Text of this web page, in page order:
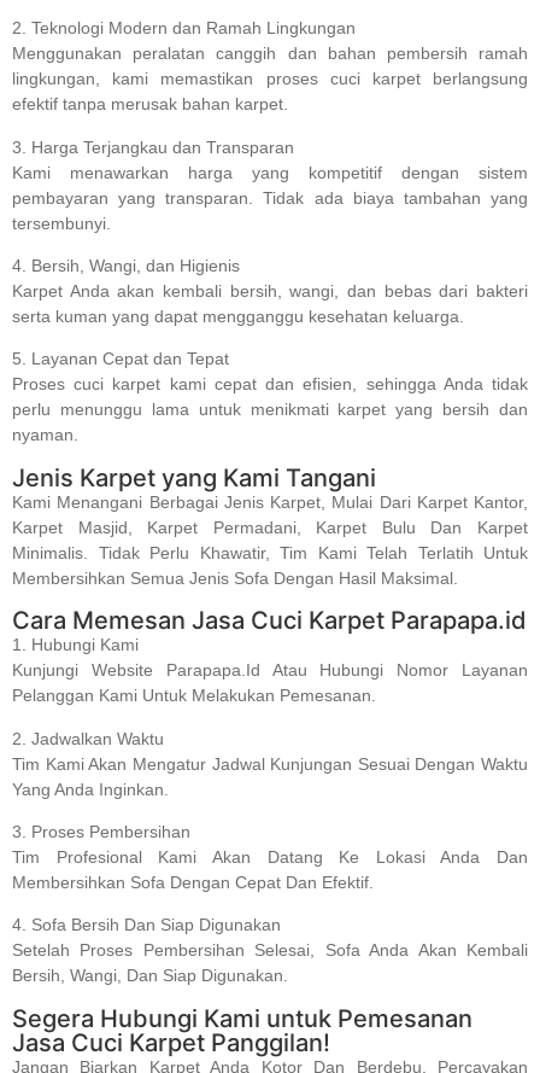
2. Teknologi Modern dan Ramah Lingkungan
Menggunakan peralatan canggih dan bahan pembersih ramah
lingkungan, kami memastikan proses cuci karpet berlangsung
efektif tanpa merusak bahan karpet.
3. Harga Terjangkau dan Transparan
Kami menawarkan harga yang kompetitif dengan sistem
pembayaran yang transparan. Tidak ada biaya tambahan yang
tersembunyi.
4. Bersih, Wangi, dan Higienis
Karpet Anda akan kembali bersih, wangi, dan bebas dari bakteri
serta kuman yang dapat mengganggu kesehatan keluarga.
5. Layanan Cepat dan Tepat
Proses cuci karpet kami cepat dan efisien, sehingga Anda tidak
perlu menunggu lama untuk menikmati karpet yang bersih dan
nyaman.
Jenis Karpet yang Kami Tangani
Kami Menangani Berbagai Jenis Karpet, Mulai Dari Karpet Kantor,
Karpet Masjid, Karpet Permadani, Karpet Bulu Dan Karpet
Minimalis. Tidak Perlu Khawatir, Tim Kami Telah Terlatih Untuk
Membersihkan Semua Jenis Sofa Dengan Hasil Maksimal.
Cara Memesan Jasa Cuci Karpet Parapapa.id
1. Hubungi Kami
Kunjungi Website Parapapa.id Atau Hubungi Nomor Layanan
Pelanggan Kami Untuk Melakukan Pemesanan.
2. Jadwalkan Waktu
Tim Kami Akan Mengatur Jadwal Kunjungan Sesuai Dengan Waktu
Yang Anda Inginkan.
3. Proses Pembersihan
Tim Profesional Kami Akan Datang Ke Lokasi Anda Dan
Membersihkan Sofa Dengan Cepat Dan Efektif.
4. Sofa Bersih Dan Siap Digunakan
Setelah Proses Pembersihan Selesai, Sofa Anda Akan Kembali
Bersih, Wangi, Dan Siap Digunakan.
Segera Hubungi Kami untuk Pemesanan
Jasa Cuci Karpet Panggilan!
Jangan Biarkan Karpet Anda Kotor Dan Berdebu. Percayakan